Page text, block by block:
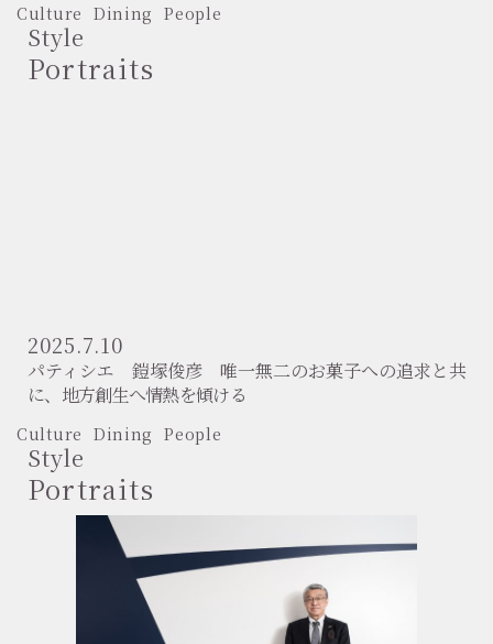
Culture Dining People
Style
Portraits
2025.7.10
パティシエ 鎧塚俊彦 唯一無二のお菓子への追求と共
に、地方創生へ情熱を傾ける
Culture Dining People
Style
Portraits